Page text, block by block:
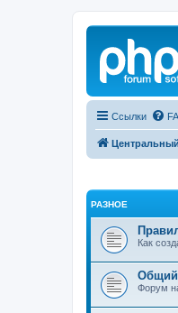
Ссылки
РАЗНОЕ
Как
Форум